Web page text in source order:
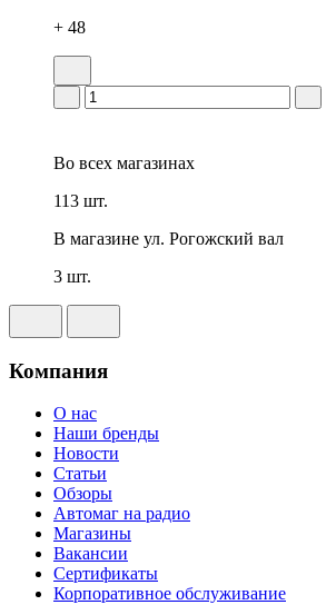
+ 48
Во всех магазинах
113 шт.
В магазине ул. Рогожский вал
3 шт.
Компания
О нас
Наши бренды
Новости
Статьи
Обзоры
Автомаг на радио
Магазины
Вакансии
Сертификаты
Корпоративное обслуживание